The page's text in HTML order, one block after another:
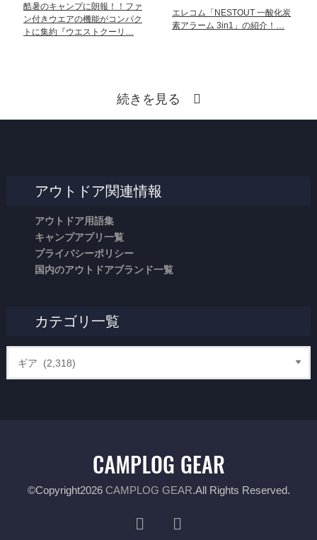
酷暑のキャンプに朗報！！ファ
ン付きウエアの機能がコンパク
トに集約『ウエストクーリ…
エレコム「NESTOUT 一酸化炭
素アラーム 3in1」の紹介！…
続きを見る
アウトドア関連情報
アウトドア用語集
キャンプアプリ一覧
プライバシーポリシー
国内のアウトドアブランド一覧
カテゴリ一覧
©Copyright2026 CAMPLOG GEAR.All Rights Reserved.